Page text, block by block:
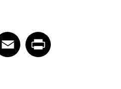
article on Email
EmailShare article on Print